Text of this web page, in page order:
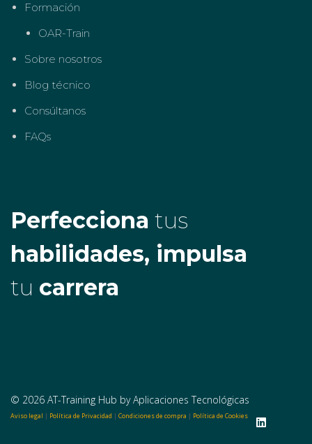
Formación
OAR-Train
Sobre nosotros
Blog técnico
Consúltanos
FAQs
Perfecciona tus
habilidades, impulsa
tu carrera
© 2026 AT-Training Hub by Aplicaciones Tecnológicas
Aviso legal | Política de Privacidad | Condiciones de compra | Política de Cookies